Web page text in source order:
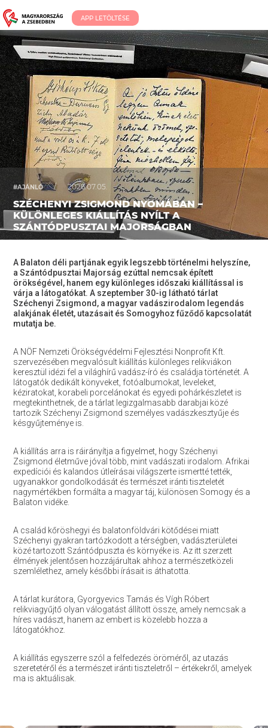
APP LETÖLTÉSE
#AJÁNLÓ / 2026.07.05.
SZÉCHENYI ZSIGMOND NYOMÁBAN –
KÜLÖNLEGES KIÁLLÍTÁS NYÍLT A
SZÁNTÓDPUSZTAI MAJORSÁGBAN
A Balaton déli partjának egyik legszebb történelmi helyszíne,
a Szántódpusztai Majorság ezúttal nemcsak épített
örökségével, hanem egy különleges időszaki kiállítással is
várja a látogatókat. A szeptember 30-ig látható tárlat
Széchenyi Zsigmond, a magyar vadászirodalom legendás
alakjának életét, utazásait és Somogyhoz fűződő kapcsolatát
mutatja be.
A NÖF Nemzeti Örökségvédelmi Fejlesztési Nonprofit Kft.
szervezésében megvalósult kiállítás különleges relikviákon
keresztül idézi fel a világhírű vadász-író és családja történetét. A
látogatók dedikált könyveket, fotóalbumokat, leveleket,
kéziratokat, korabeli porcelánokat és egyedi pohárkészletet is
megtekinthetnek, de a tárlat legizgalmasabb darabjai közé
tartozik Széchenyi Zsigmond személyes vadászkesztyűje és
késgyűjteménye is.
A kiállítás arra is ráirányítja a figyelmet, hogy Széchenyi
Zsigmond életműve jóval több, mint vadászati irodalom. Afrikai
expedíciói és kalandos útleírásai világszerte ismertté tették,
ugyanakkor gondolkodását és természet iránti tiszteletét
nagymértékben formálta a magyar táj, különösen Somogy és a
Balaton vidéke.
A család kőröshegyi és balatonföldvári kötődései miatt
Széchenyi gyakran tartózkodott a térségben, vadászterületei
közé tartozott Szántódpuszta és környéke is. Az itt szerzett
élmények jelentősen hozzájárultak ahhoz a természetközeli
szemlélethez, amely későbbi írásait is áthatotta.
A tárlat kurátora, Gyorgyevics Tamás és Vígh Róbert
relikviagyűjtő olyan válogatást állított össze, amely nemcsak a
híres vadászt, hanem az embert is közelebb hozza a
látogatókhoz.
A kiállítás egyszerre szól a felfedezés öröméről, az utazás
szeretetéről és a természet iránti tiszteletről – értékekről, amelyek
ma is aktuálisak.